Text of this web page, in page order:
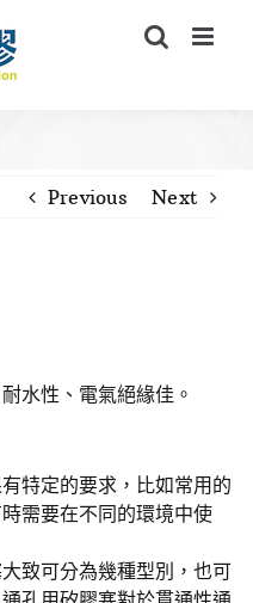
Previous Next
水性、電氣絕緣佳。
特定的要求，比如常用的
需要在不同的環境中使
致可分為幾種型別，也可